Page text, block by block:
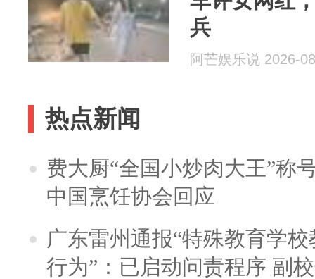
兵
阿芒娱乐说 2026-
热点新闻
费大厨“全国小炒肉大王”称
中国烹饪协会回应
广东雷州通报“特殊教育学
行为”：已启动问责程序 副